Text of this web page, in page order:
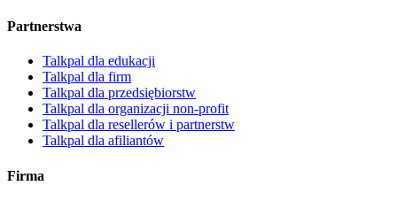
Partnerstwa
Talkpal dla edukacji
Talkpal dla firm
Talkpal dla przedsiębiorstw
Talkpal dla organizacji non-profit
Talkpal dla resellerów i partnerstw
Talkpal dla afiliantów
Firma